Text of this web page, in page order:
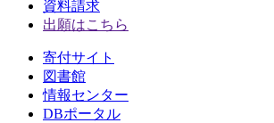
資料請求
出願はこちら
寄付サイト
図書館
情報センター
DBポータル